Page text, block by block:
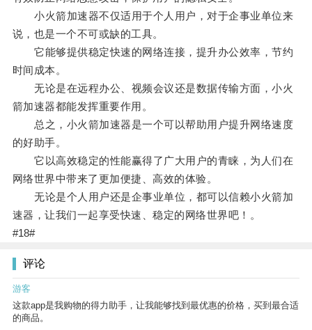
小火箭加速器不仅适用于个人用户，对于企事业单位来
说，也是一个不可或缺的工具。
它能够提供稳定快速的网络连接，提升办公效率，节约
时间成本。
无论是在远程办公、视频会议还是数据传输方面，小火
箭加速器都能发挥重要作用。
总之，小火箭加速器是一个可以帮助用户提升网络速度
的好助手。
它以高效稳定的性能赢得了广大用户的青睐，为人们在
网络世界中带来了更加便捷、高效的体验。
无论是个人用户还是企事业单位，都可以信赖小火箭加
速器，让我们一起享受快速、稳定的网络世界吧！。
#18#
评论
游客
这款app是我购物的得力助手，让我能够找到最优惠的价格，买到最合适
的商品。